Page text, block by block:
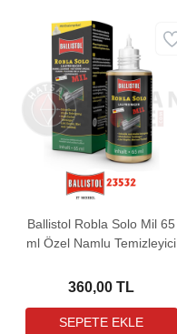
Ballistol Robla Solo Mil 65
ml Özel Namlu Temizleyici
360,00 TL